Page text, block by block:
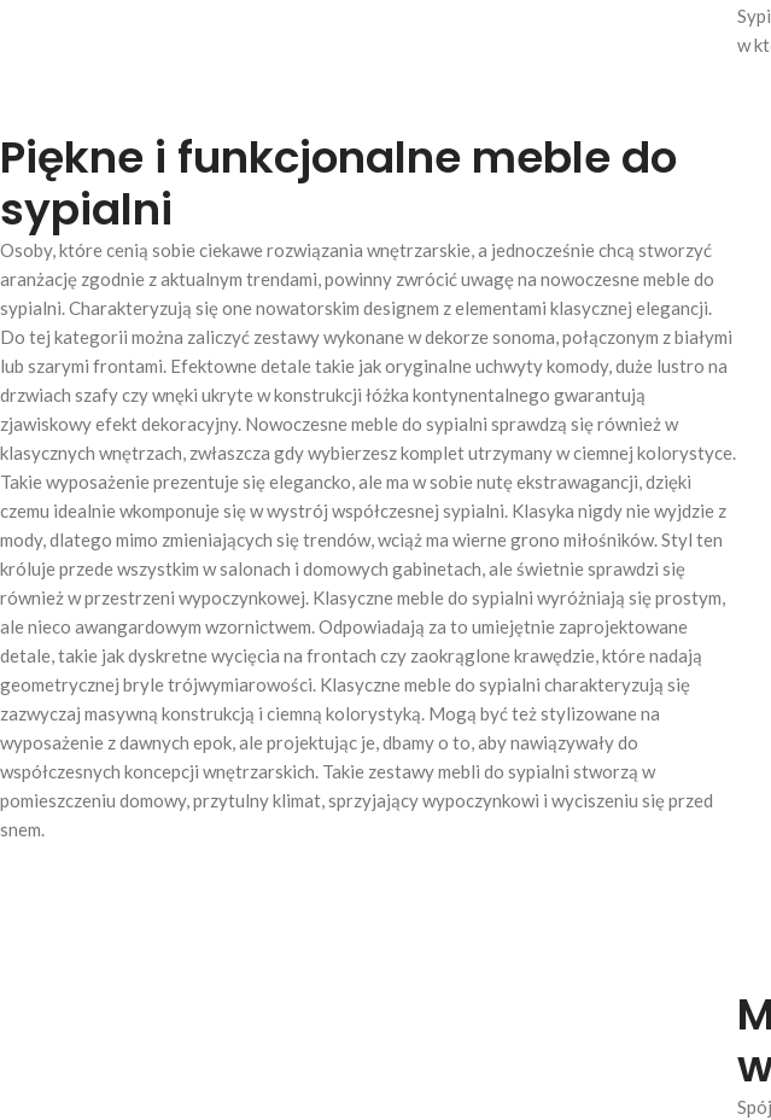
w
Piękne i funkcjonalne meble do
sypialni
Osoby, które cenią sobie ciekawe rozwiązania wnętrzarskie, a jednocześnie chcą stworzyć
aranżację zgodnie z aktualnym trendami, powinny zwrócić uwagę na nowoczesne meble do
sypialni. Charakteryzują się one nowatorskim designem z elementami klasycznej elegancji.
Do tej kategorii można zaliczyć zestawy wykonane w dekorze sonoma, połączonym z białymi
lub szarymi frontami. Efektowne detale takie jak oryginalne uchwyty komody, duże lustro na
drzwiach szafy czy wnęki ukryte w konstrukcji łóżka kontynentalnego gwarantują
zjawiskowy efekt dekoracyjny. Nowoczesne meble do sypialni sprawdzą się również w
klasycznych wnętrzach, zwłaszcza gdy wybierzesz komplet utrzymany w ciemnej kolorystyce.
Takie wyposażenie prezentuje się elegancko, ale ma w sobie nutę ekstrawagancji, dzięki
czemu idealnie wkomponuje się w wystrój współczesnej sypialni. Klasyka nigdy nie wyjdzie z
mody, dlatego mimo zmieniających się trendów, wciąż ma wierne grono miłośników. Styl ten
króluje przede wszystkim w salonach i domowych gabinetach, ale świetnie sprawdzi się
również w przestrzeni wypoczynkowej. Klasyczne meble do sypialni wyróżniają się prostym,
ale nieco awangardowym wzornictwem. Odpowiadają za to umiejętnie zaprojektowane
detale, takie jak dyskretne wycięcia na frontach czy zaokrąglone krawędzie, które nadają
geometrycznej bryle trójwymiarowości. Klasyczne meble do sypialni charakteryzują się
zazwyczaj masywną konstrukcją i ciemną kolorystyką. Mogą być też stylizowane na
wyposażenie z dawnych epok, ale projektując je, dbamy o to, aby nawiązywały do
współczesnych koncepcji wnętrzarskich. Takie zestawy mebli do sypialni stworzą w
pomieszczeniu domowy, przytulny klimat, sprzyjający wypoczynkowi i wyciszeniu się przed
snem.